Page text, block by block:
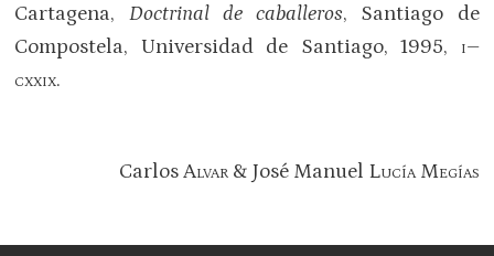
Cartagena, Doctrinal de caballeros, Santiago de
Compostela, Universidad de Santiago, 1995, i–
cxxix.
Carlos Alvar& José Manuel Lucía Megías